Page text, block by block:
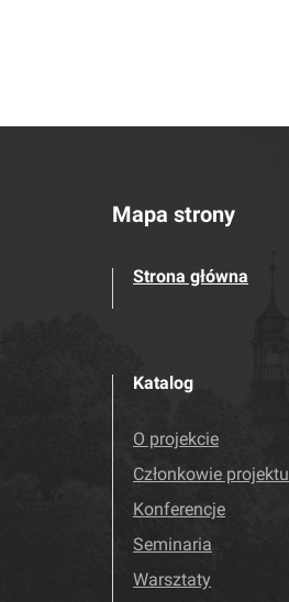
Mapa strony
Strona główna
Katalog
O projekcie
Członkowie projektu
Konferencje
Seminaria
Warsztaty